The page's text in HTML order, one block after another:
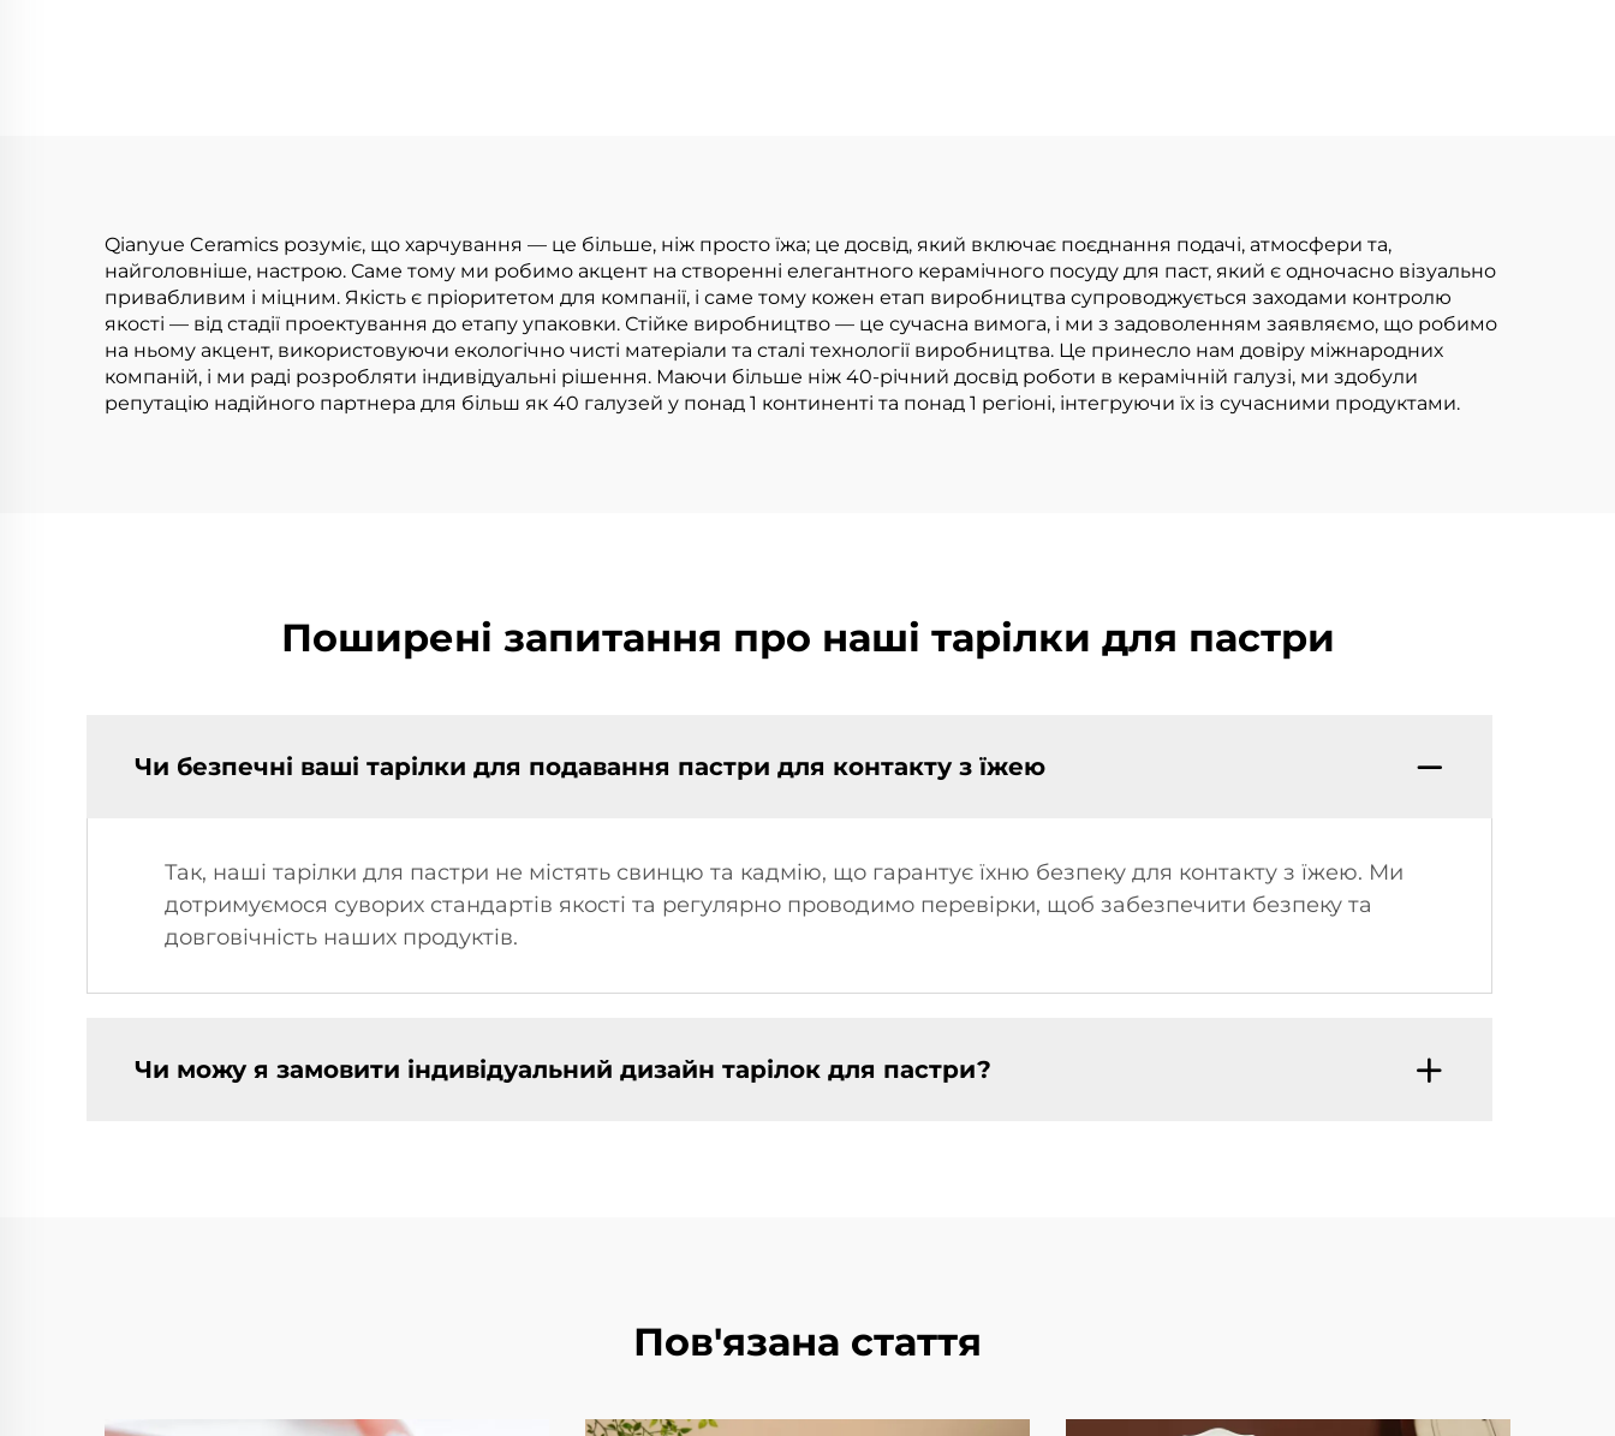
Елегантний
малюнок для
домашнього
використання
тарілка для салату
Qianyue Ceramics розуміє, що харчування — це більше, ніж просто їжа; це досвід, який включає поєднання подачі, атмосфери та,
найголовніше, настрою. Саме тому ми робимо акцент на створенні елегантного керамічного посуду для паст, який є одночасно візуально
привабливим і міцним. Якість є пріоритетом для компанії, і саме тому кожен етап виробництва супроводжується заходами контролю
якості — від стадії проектування до етапу упаковки. Стійке виробництво — це сучасна вимога, і ми з задоволенням заявляємо, що робимо
на ньому акцент, використовуючи екологічно чисті матеріали та сталі технології виробництва. Це принесло нам довіру міжнародних
компаній, і ми раді розробляти індивідуальні рішення. Маючи більше ніж 40-річний досвід роботи в керамічній галузі, ми здобули
репутацію надійного партнера для більш як 40 галузей у понад 1 континенті та понад 1 регіоні, інтегруючи їх із сучасними продуктами.
Поширені запитання про наші тарілки для пастри
Чи безпечні ваші тарілки для подавання пастри для контакту з їжею
Так, наші тарілки для пастри не містять свинцю та кадмію, що гарантує їхню безпеку для контакту з їжею. Ми
дотримуємося суворих стандартів якості та регулярно проводимо перевірки, щоб забезпечити безпеку та
довговічність наших продуктів.
Чи можу я замовити індивідуальний дизайн тарілок для пастри?
Пов'язана стаття